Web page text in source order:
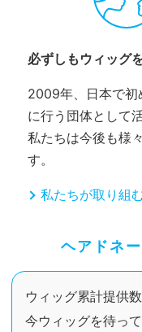
必ずしもウィッグ
2009年、日本で初
に行う団体として
私たちは今後も様
す。
私たちが取り組
ヘアドネ
ウィッグ累計提供数
今ウィッグを待っ